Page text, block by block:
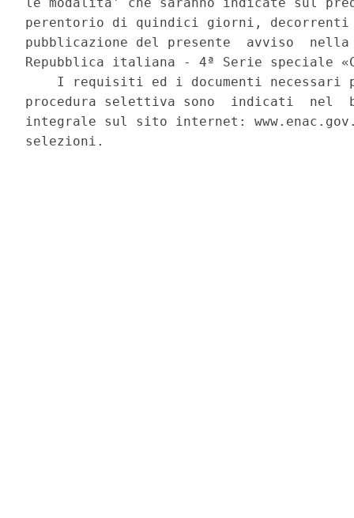
perentorio di quindici giorni, decorrenti
pubblicazione del presente  avviso
Repubblica italiana - 4ª Serie speciale
I requisiti ed i documenti necessari
procedura selettiva sono  indicati  nel
integrale sul sito internet:
selezioni.